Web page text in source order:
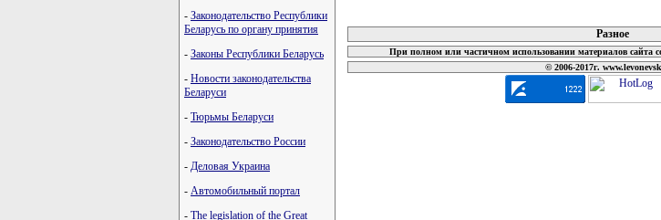
- Законодательство Республики
Беларусь по органу принятия
- Законы Республики Беларусь
- Новости законодательства
Беларуси
- Тюрьмы Беларуси
- Законодательство России
- Деловая Украина
- Автомобильный портал
- The legislation of the Great
Разное
При полном или частичном использовании материалов сайта
© 2006-2017г.